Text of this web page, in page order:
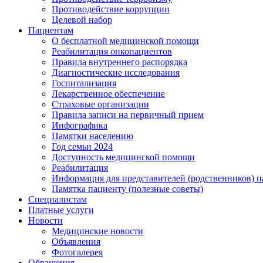
Противодействие коррупции
Целевой набор
Пациентам
О бесплатной медицинской помощи
Реабилитация онкопациентов
Правила внутреннего распорядка
Диагностические исследования
Госпитализация
Лекарственное обеспечение
Страховые организации
Правила записи на первичный прием
Инфографика
Памятки населению
Год семьи 2024
Доступность медицинской помощи
Реабилитация
Информация для представителей (родственников)
Памятка пациенту (полезные советы)
Специалистам
Платные услуги
Новости
Медицинские новости
Объявления
Фотогалерея